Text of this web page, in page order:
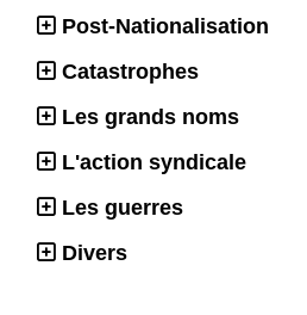
Post-Nationalisation
Catastrophes
Les grands noms
L'action syndicale
Les guerres
Divers